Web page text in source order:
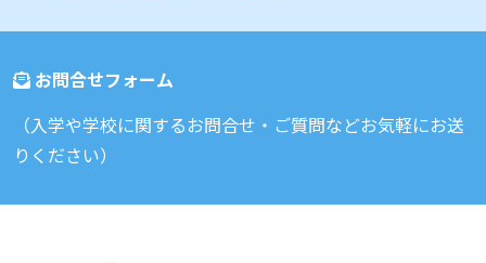
お問合せフォーム
（入学や学校に関するお問合せ・ご質問などお気軽にお送
りください）